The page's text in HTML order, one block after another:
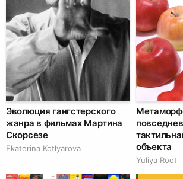
Эволюция гангстерского
жанра в фильмах Мартина
Скорсезе
Ekaterina Kotlyarova
объекта
Yuliya Root